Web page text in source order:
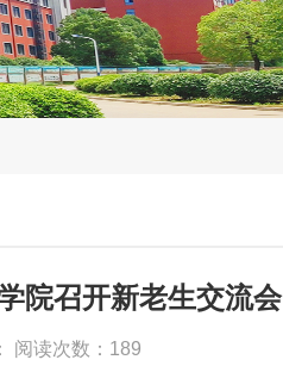
院召开新老生交流会
阅读次数： 189